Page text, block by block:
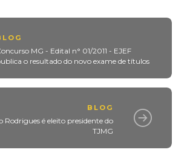
MG - Edital n° 01/2011 - EJEF
o resultado do novo exame de títulos
BLOG
Rodrigues é eleito presidente do
TJMG